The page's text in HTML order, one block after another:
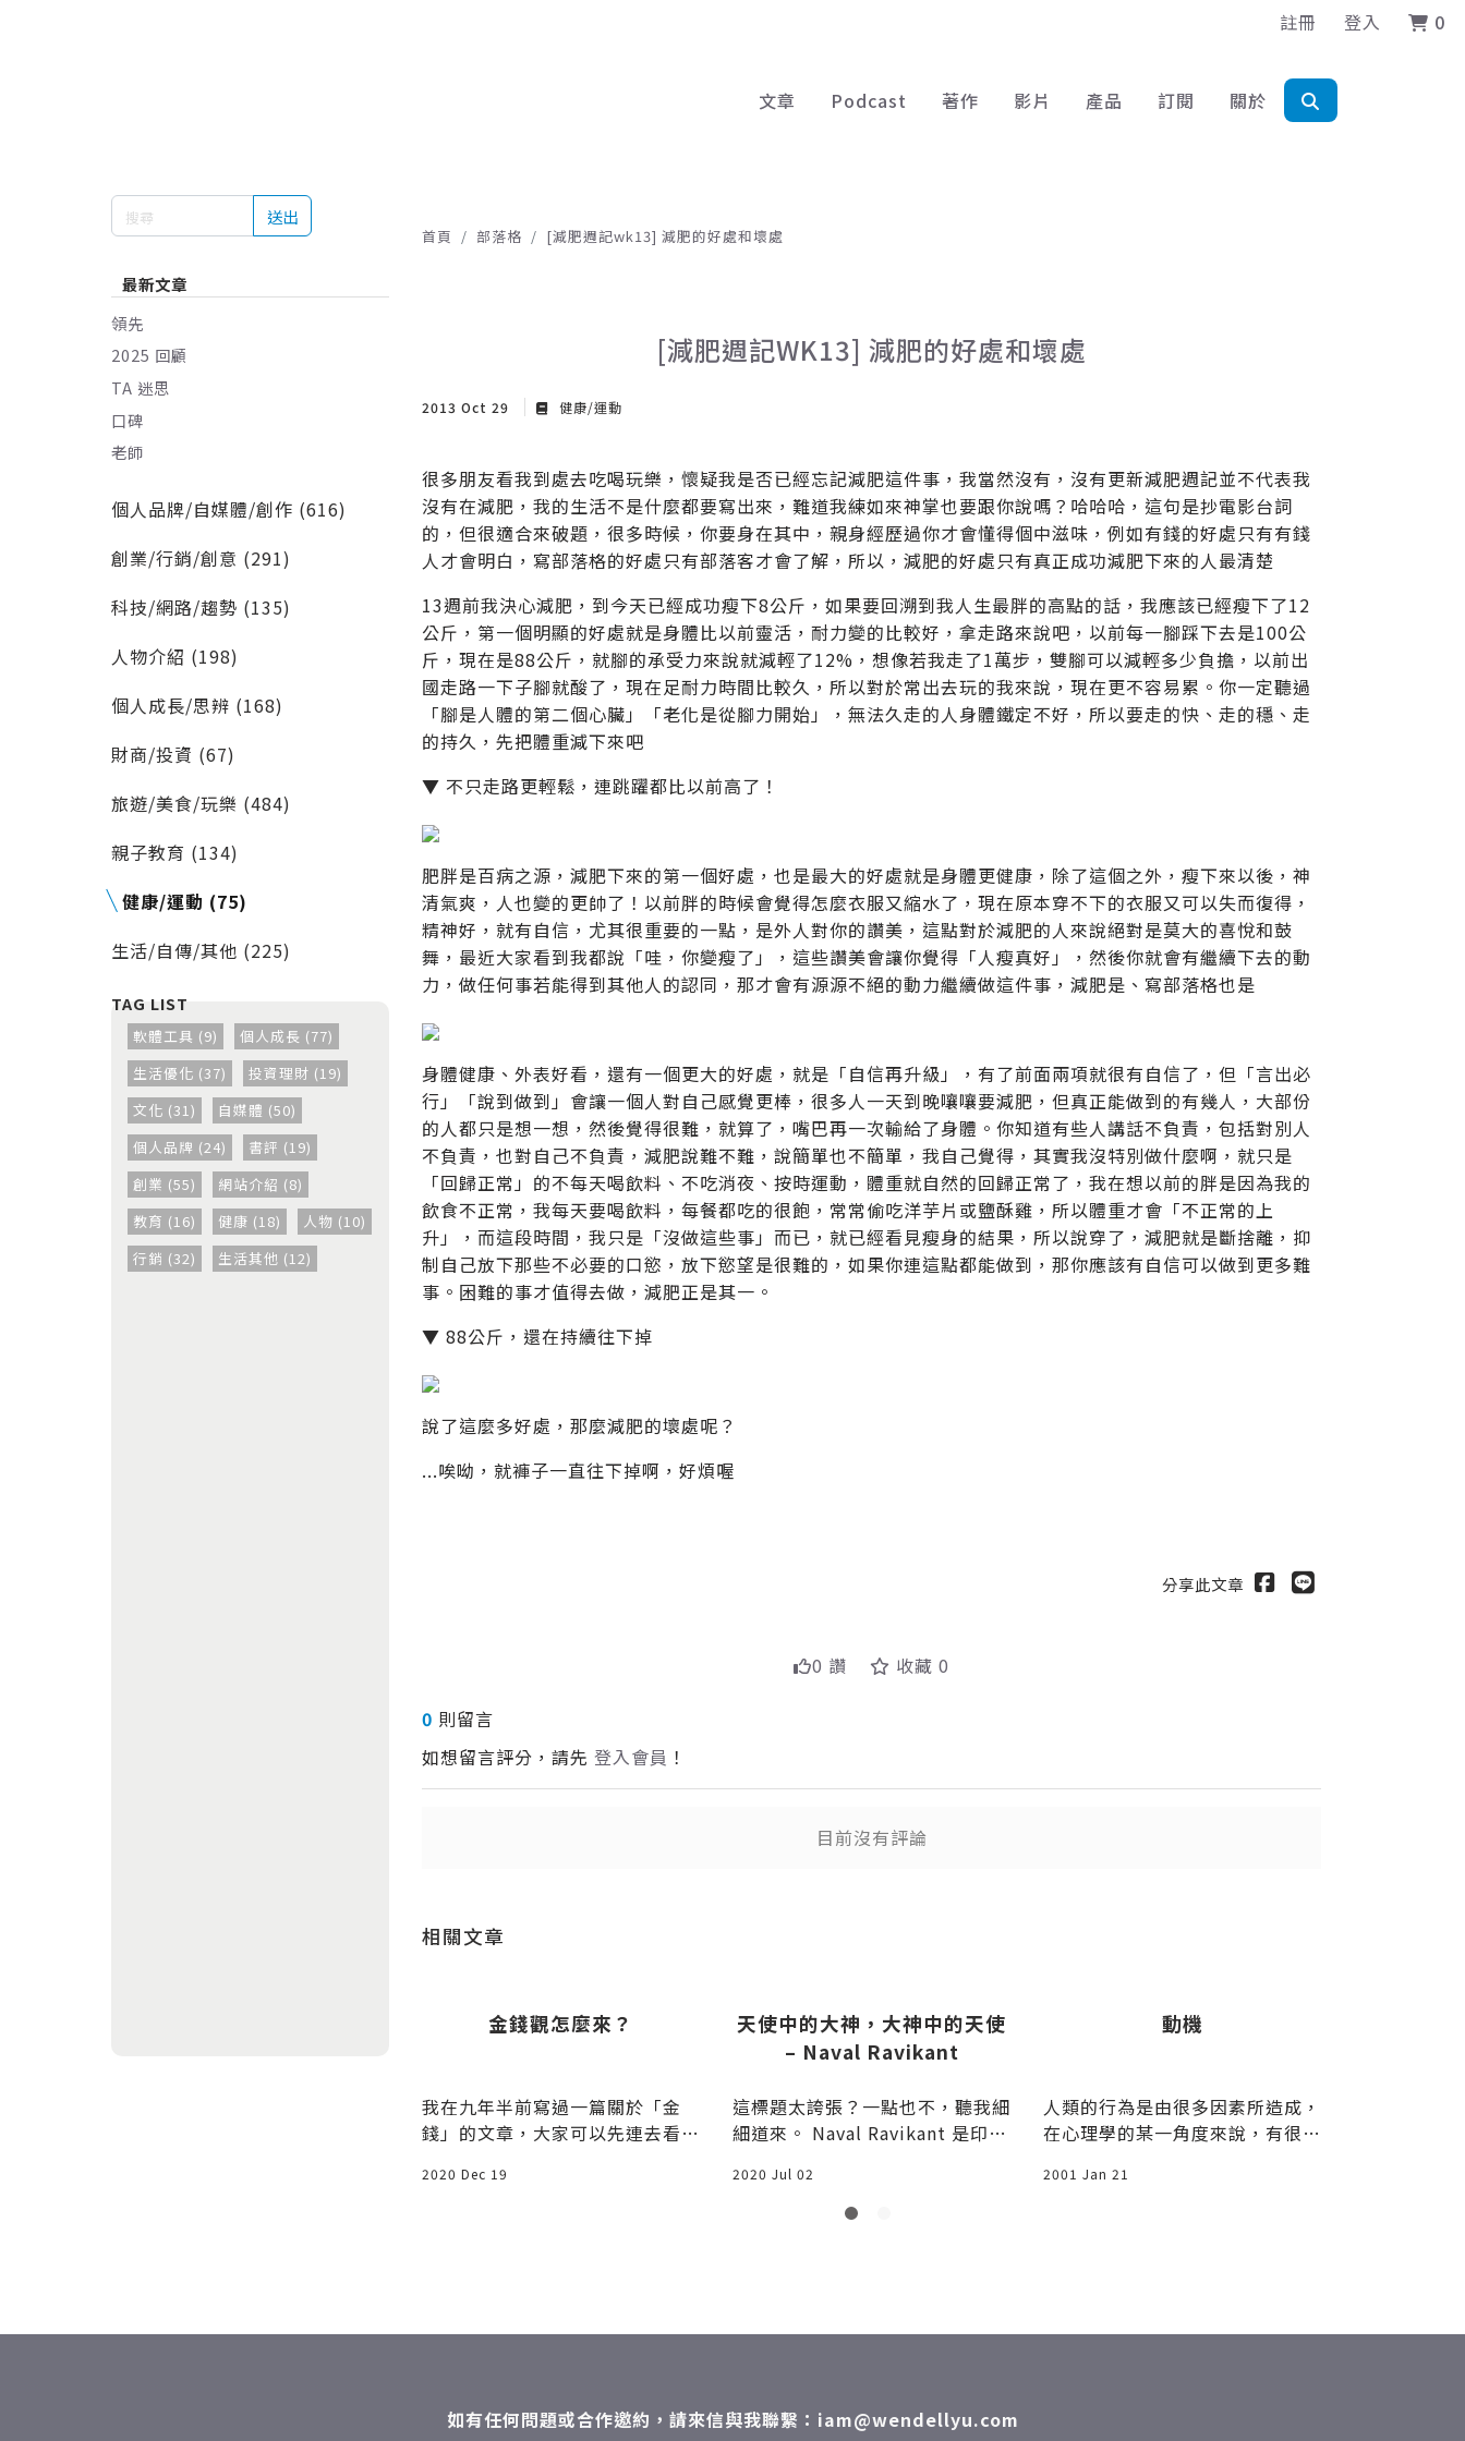
註冊 登入 0
文章 Podcast 著作 影片 產品 訂閱 關於
送出
最新文章
領先
2025 回顧
TA 迷思
口碑
老師
個人品牌/自媒體/創作 (616)
創業/行銷/創意 (291)
科技/網路/趨勢 (135)
人物介紹 (198)
個人成長/思辨 (168)
財商/投資 (67)
旅遊/美食/玩樂 (484)
親子教育 (134)
健康/運動 (75)
生活/自傳/其他 (225)
軟體工具 (9)
個人成長 (77)
生活優化 (37)
投資理財 (19)
文化 (31)
自媒體 (50)
個人品牌 (24)
書評 (19)
創業 (55)
網站介紹 (8)
教育 (16)
健康 (18)
人物 (10)
行銷 (32)
生活其他 (12)
首頁 部落格 [減肥週記wk13] 減肥的好處和壞處
[減肥週記WK13] 減肥的好處和壞處
2013 Oct 29 健康/運動
很多朋友看我到處去吃喝玩樂，懷疑我是否已經忘記減肥這件事，我當然沒有，沒有更新減肥週記並不代表我
沒有在減肥，我的生活不是什麼都要寫出來，難道我練如來神掌也要跟你說嗎？哈哈哈，這句是抄電影台詞
的，但很適合來破題，很多時候，你要身在其中，親身經歷過你才會懂得個中滋味，例如有錢的好處只有有錢
人才會明白，寫部落格的好處只有部落客才會了解，所以，減肥的好處只有真正成功減肥下來的人最清楚
13週前我決心減肥，到今天已經成功瘦下8公斤，如果要回溯到我人生最胖的高點的話，我應該已經瘦下了12
公斤，第一個明顯的好處就是身體比以前靈活，耐力變的比較好，拿走路來說吧，以前每一腳踩下去是100公
斤，現在是88公斤，就腳的承受力來說就減輕了12%，想像若我走了1萬步，雙腳可以減輕多少負擔，以前出
國走路一下子腳就酸了，現在足耐力時間比較久，所以對於常出去玩的我來說，現在更不容易累。你一定聽過
「腳是人體的第二個心臟」「老化是從腳力開始」，無法久走的人身體鐵定不好，所以要走的快、走的穩、走
的持久，先把體重減下來吧
▼ 不只走路更輕鬆，連跳躍都比以前高了！
肥胖是百病之源，減肥下來的第一個好處，也是最大的好處就是身體更健康，除了這個之外，瘦下來以後，神
清氣爽，人也變的更帥了！以前胖的時候會覺得怎麼衣服又縮水了，現在原本穿不下的衣服又可以失而復得，
精神好，就有自信，尤其很重要的一點，是外人對你的讚美，這點對於減肥的人來說絕對是莫大的喜悅和鼓
舞，最近大家看到我都說「哇，你變瘦了」，這些讚美會讓你覺得「人瘦真好」，然後你就會有繼續下去的動
力，做任何事若能得到其他人的認同，那才會有源源不絕的動力繼續做這件事，減肥是、寫部落格也是
身體健康、外表好看，還有一個更大的好處，就是「自信再升級」，有了前面兩項就很有自信了，但「言出必
行」「說到做到」會讓一個人對自己感覺更棒，很多人一天到晚嚷嚷要減肥，但真正能做到的有幾人，大部份
的人都只是想一想，然後覺得很難，就算了，嘴巴再一次輸給了身體。你知道有些人講話不負責，包括對別人
不負責，也對自己不負責，減肥說難不難，說簡單也不簡單，我自己覺得，其實我沒特別做什麼啊，就只是
「回歸正常」的不每天喝飲料、不吃消夜、按時運動，體重就自然的回歸正常了，我在想以前的胖是因為我的
飲食不正常，我每天要喝飲料，每餐都吃的很飽，常常偷吃洋芋片或鹽酥雞，所以體重才會「不正常的上
升」，而這段時間，我只是「沒做這些事」而已，就已經看見瘦身的結果，所以說穿了，減肥就是斷捨離，抑
制自己放下那些不必要的口慾，放下慾望是很難的，如果你連這點都能做到，那你應該有自信可以做到更多難
事。困難的事才值得去做，減肥正是其一。
▼ 88公斤，還在持續往下掉
說了這麼多好處，那麼減肥的壞處呢？
...唉呦，就褲子一直往下掉啊，好煩喔
分享此文章
0 讚 收藏 0
0 則留言
如想留言評分，請先 登入會員 ！
目前沒有評論
相關文章
金錢觀怎麼來？
我在九年半前寫過一篇關於「金
錢」的文章，大家可以先連去看一
候
2020 Dec 19
天使中的大神，大神中的天使
– Naval Ravikant
這標題太誇張？一點也不，聽我細
細道來。 Naval Ravikant 是印度
2020 Jul 02
動機
人類的行為是由很多因素所造成，
在心理學的某一角度來說，有很大
外在誘出的「動機」所促使。曾經
2001 Jan 21
如有任何問題或合作邀約，請來信與我聯繫：iam@wendellyu.com